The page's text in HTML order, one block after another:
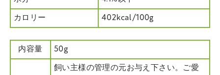
カロリー 402kcal/100g
内容量 50g
飼い主様の管理の元お与え下さい。ご愛